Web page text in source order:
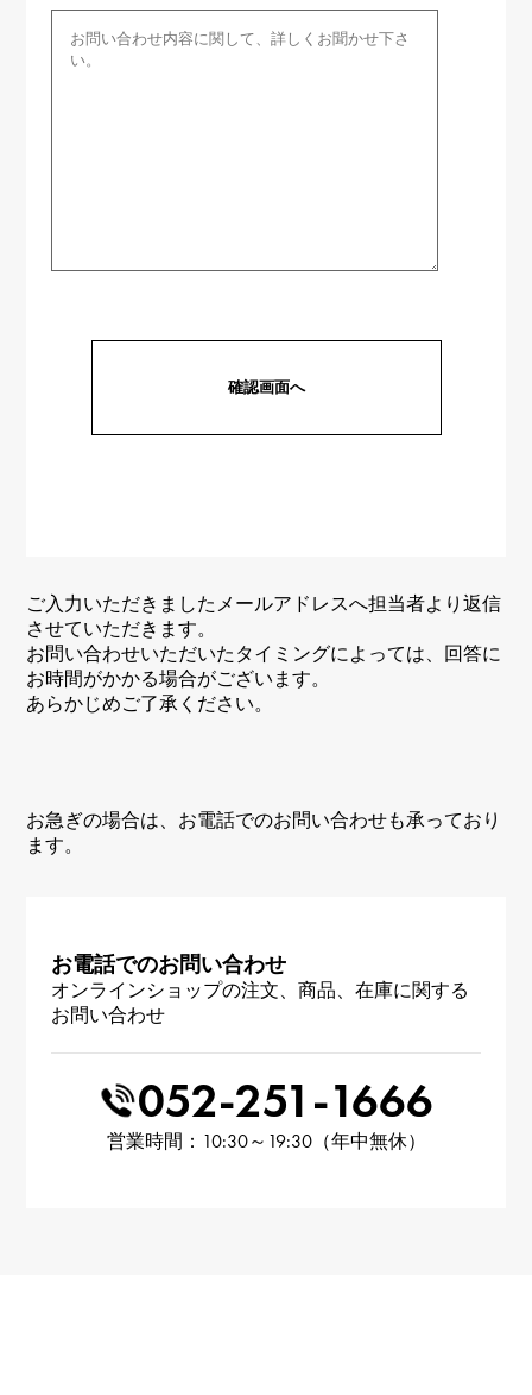
ご入力いただきましたメールアドレスへ担当者より返信
させていただきます。
お問い合わせいただいたタイミングによっては、回答に
お時間がかかる場合がございます。
あらかじめご了承ください。
お急ぎの場合は、お電話でのお問い合わせも承っており
ます。
お電話でのお問い合わせ
オンラインショップの注文、商品、在庫に関する
お問い合わせ
052-251-1666
営業時間：10:30～19:30（年中無休）